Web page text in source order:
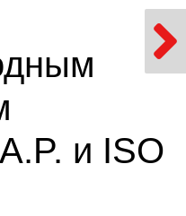
и ISO